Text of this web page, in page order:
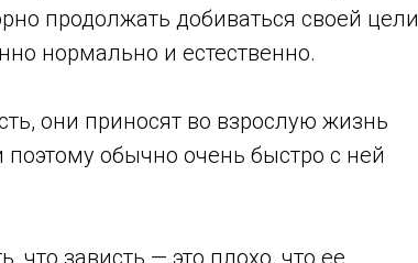
продолжать добиваться своей цели
нормально и естественно.
они приносят во взрослую жизнь
обычно очень быстро с ней
что зависть — это плохо, что ее